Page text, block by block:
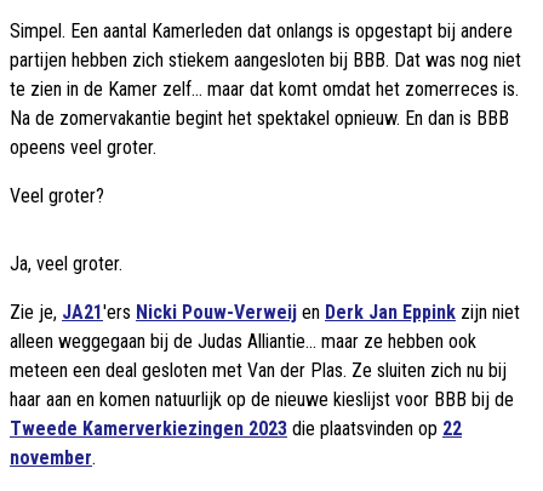
Simpel. Een aantal Kamerleden dat onlangs is opgestapt bij andere
partijen hebben zich stiekem aangesloten bij BBB. Dat was nog niet
te zien in de Kamer zelf... maar dat komt omdat het zomerreces is.
Na de zomervakantie begint het spektakel opnieuw. En dan is BBB
opeens veel groter.
Veel groter?
Ja, veel groter.
Zie je, JA21'ers Nicki Pouw-Verweij en Derk Jan Eppink zijn niet
alleen weggegaan bij de Judas Alliantie... maar ze hebben ook
meteen een deal gesloten met Van der Plas. Ze sluiten zich nu bij
haar aan en komen natuurlijk op de nieuwe kieslijst voor BBB bij de
Tweede Kamerverkiezingen 2023 die plaatsvinden op 22
november.